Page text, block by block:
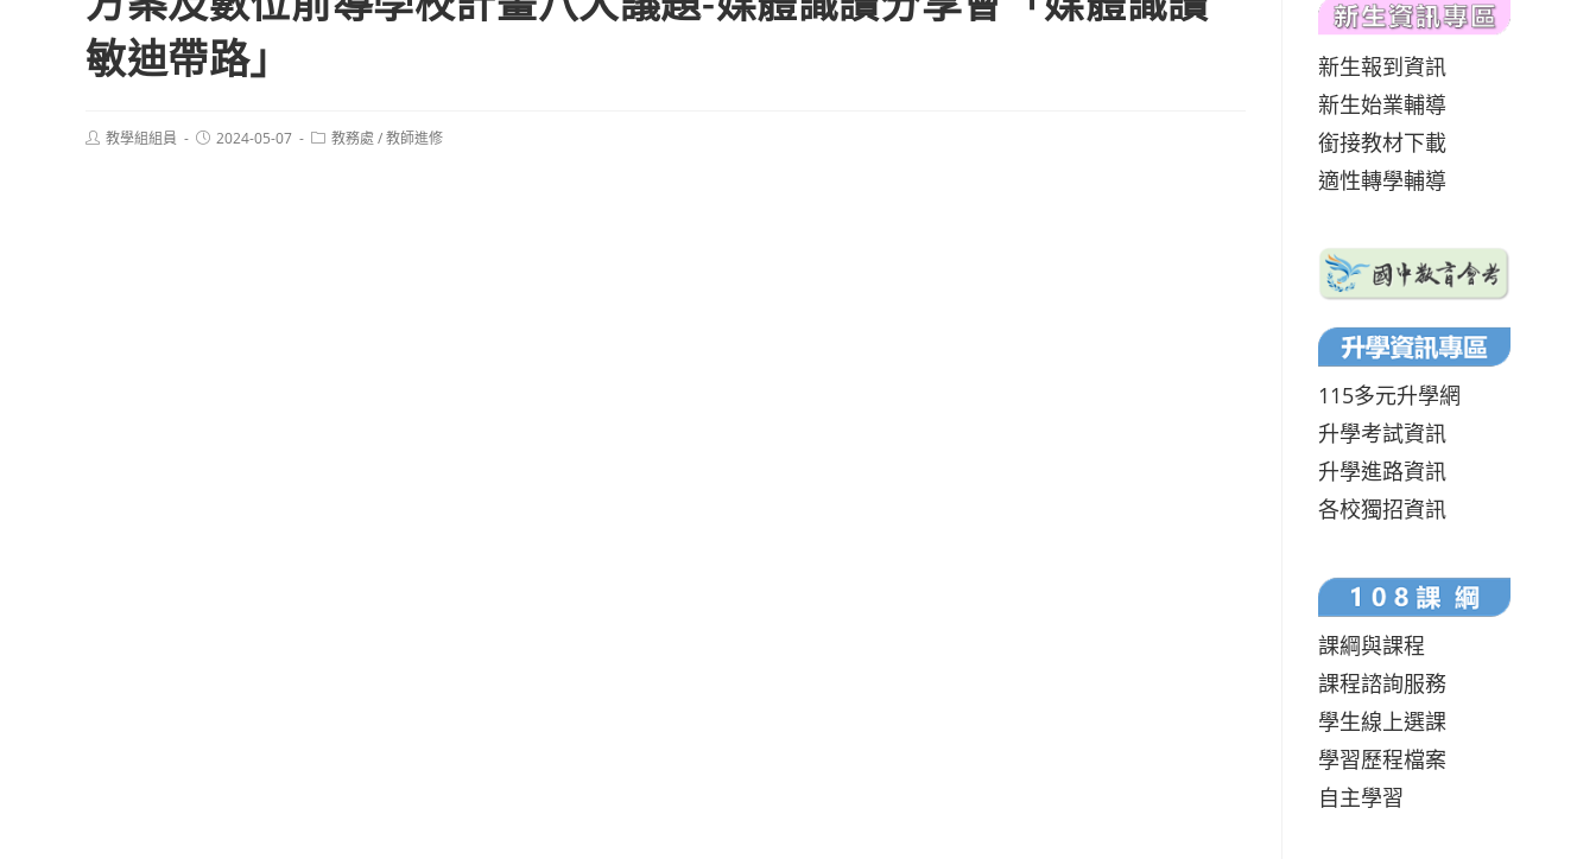
敏迪帶路」
Post教學組組員
Post2024-05-07
Post教務處 /教師進修
新生報到資訊
新生始業輔導
銜接教材下載
適性轉學輔導
115多元升學網
升學考試資訊
升學進路資訊
各校獨招資訊
課綱與課程
課程諮詢服務
學生線上選課
學習歷程檔案
自主學習